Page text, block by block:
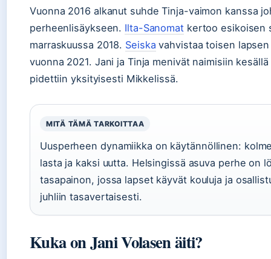
Vuonna 2016 alkanut suhde Tinja-vaimon kanssa
perheenlisäykseen. Ilta-Sanomatkertoo esikoisen
marraskuussa 2018. Seiska vahvistaa toisen
vuonna 2021. Jani ja Tinja menivät naimisiin
pidettiin yksityisesti Mikkelissä.
MITÄ TÄMÄ TARKOITTAA
Uusperheen dynamiikka on käytännöllinen:
lasta ja kaksi uutta. Helsingissä asuva perhe on
tasapainon, jossa lapset käyvät kouluja ja
juhliin tasavertaisesti.
Kuka on Jani Volasen äiti?